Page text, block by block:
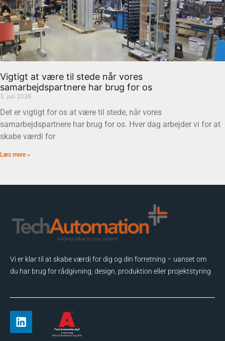
Vigtigt at være til stede når vores
samarbejdspartnere har brug for os
3. juli 2026
Det er vigtigt for os at være til stede, når vores
samarbejdspartnere har brug for os. Hver dag arbejder vi for at
skabe værdi for
Læs mere »
Vi er klar til at skabe værdi for dig og din forretning – uanset om
du har brug for rådgivning, design, produktion eller projektstyring